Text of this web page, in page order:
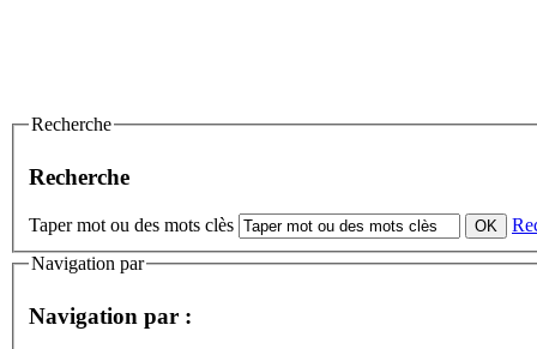
Recherche
Recherche
Taper mot ou des mots clès
Navigation par
Navigation par :